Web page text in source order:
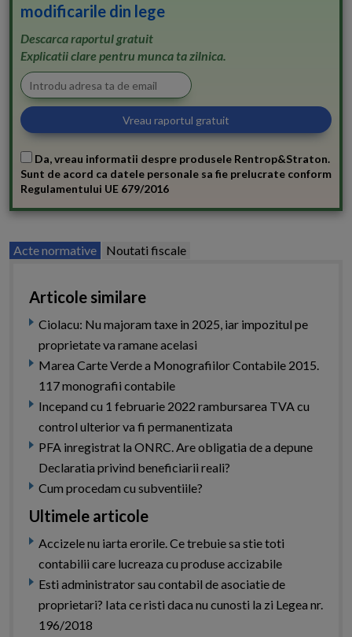
modificarile din lege
Descarca raportul gratuit
Explicatii clare pentru munca ta zilnica.
Da, vreau informatii despre produsele Rentrop&Straton.
Sunt de acord ca datele personale sa fie prelucrate conform
Regulamentului UE 679/2016
Acte normative Noutati fiscale
Articole similare
Ciolacu: Nu majoram taxe in 2025, iar impozitul pe
proprietate va ramane acelasi
Marea Carte Verde a Monografiilor Contabile 2015.
117 monografii contabile
Incepand cu 1 februarie 2022 rambursarea TVA cu
control ulterior va fi permanentizata
PFA inregistrat la ONRC. Are obligatia de a depune
Declaratia privind beneficiarii reali?
Cum procedam cu subventiile?
Ultimele articole
Accizele nu iarta erorile. Ce trebuie sa stie toti
contabilii care lucreaza cu produse accizabile
Esti administrator sau contabil de asociatie de
proprietari? Iata ce risti daca nu cunosti la zi Legea nr.
196/2018